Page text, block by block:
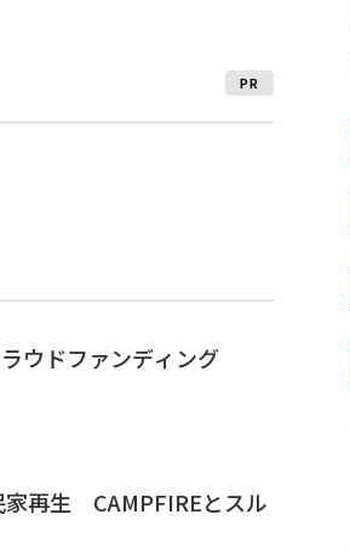
PR
ウドファンディング
家再生 CAMPFIREとスル